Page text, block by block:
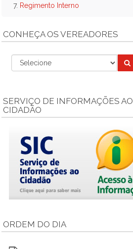
7. Regimento Interno
CONHEÇA OS VEREADORES
SERVIÇO DE INFORMAÇÕES AO
CIDADÃO
ORDEM DO DIA